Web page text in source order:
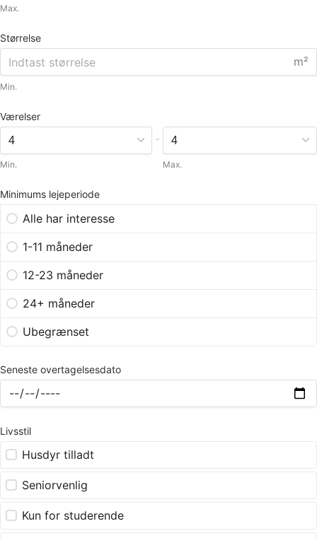
Max.
Størrelse
m²
Min.
Værelser
Min.
-
Max.
Minimums lejeperiode
Alle har interesse
1-11 måneder
12-23 måneder
24+ måneder
Ubegrænset
Seneste overtagelsesdato
Livsstil
Husdyr tilladt
Seniorvenlig
Kun for studerende